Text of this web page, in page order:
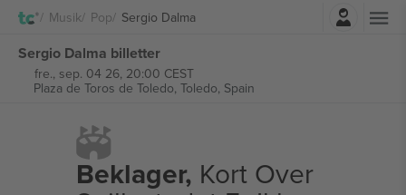
Musik Pop Sergio Dalma
Sergio Dalma billetter
fre., sep. 04 26, 20:00 CEST
Plaza de Toros de Toledo, Toledo, Spain
Beklager, Kort Over